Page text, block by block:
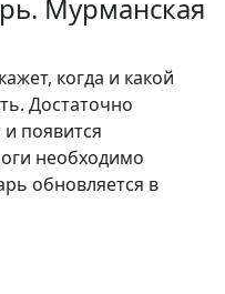
Мурманская
когда и какой
Достаточно
появится
необходимо
обновляется в